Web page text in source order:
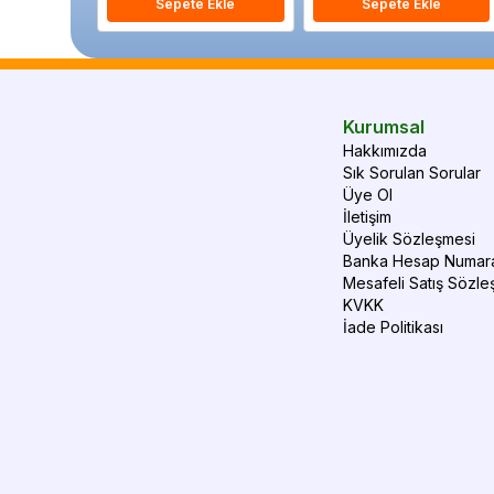
Sepete Ekle Sepete Ekle
Kurumsal
Hakkımızda
Sık Sorulan Sorular
Üye Ol
İletişim
Üyelik Sözleşmesi
Banka Hesap
Mesafeli Satış
KVKK
İade Politikası